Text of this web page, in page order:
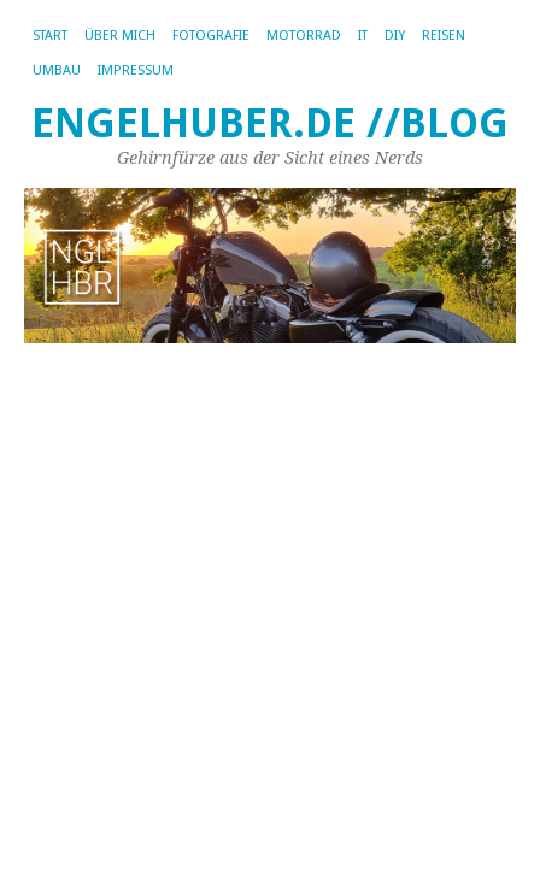
START ÜBER MICH FOTOGRAFIE MOTORRAD IT DIY REISEN
UMBAU IMPRESSUM
ENGELHUBER.DE //BLOG
Gehirnfürze aus der Sicht eines Nerds